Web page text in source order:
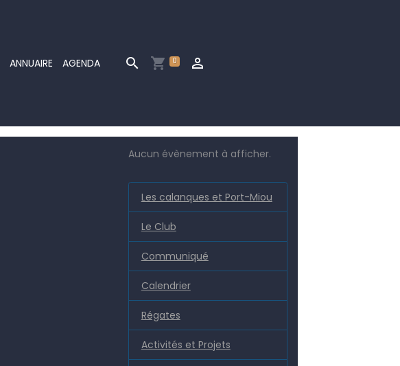
ANNUAIRE AGENDA 0
Aucun évènement à afficher.
Les calanques et Port-Miou
Le Club
Communiqué
Calendrier
Régates
Activités et Projets